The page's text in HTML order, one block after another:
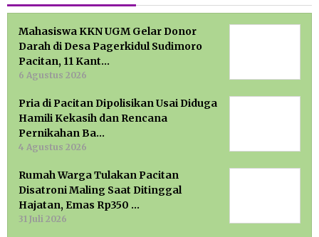
Mahasiswa KKN UGM Gelar Donor
Darah di Desa Pagerkidul Sudimoro
Pacitan, 11 Kant…
6 Agustus 2026
Pria di Pacitan Dipolisikan Usai Diduga
Hamili Kekasih dan Rencana
Pernikahan Ba…
4 Agustus 2026
Rumah Warga Tulakan Pacitan
Disatroni Maling Saat Ditinggal
Hajatan, Emas Rp350 …
31 Juli 2026